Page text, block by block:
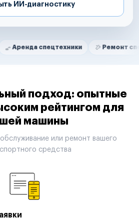
ИИ-диагностику
спецтехники Ремонт спецтехники
подход: опытные
рейтингом для
машины
обслуживание или ремонт вашего
средства